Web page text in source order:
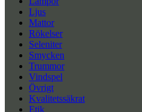
Ljus
Mattor
Rökelser
Seleniter
Smycken
Trummor
Vindspel
Övrigt
Kvalitetssäkrat
Etik